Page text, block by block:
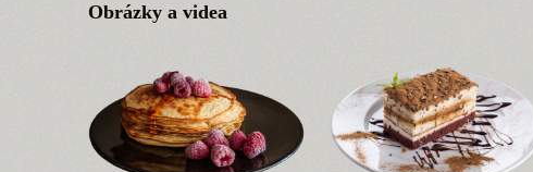
Obrázky a videa